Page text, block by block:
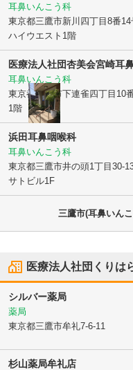
耳鼻いんこう科
東京都三鷹市新川四丁目8番14
ハイウエスト1階
医療法人社団杏美会宮崎耳
耳鼻いんこう科
東京都三鷹市下連雀四丁目10
1階
浜田耳鼻咽喉科
耳鼻いんこう科
東京都三鷹市井の頭1丁目30-
サトビル1F
三鷹市(耳鼻いん
医療法人社団くりは
シルバー薬局
薬局
東京都三鷹市牟礼7-6-11
杉山薬局牟礼店